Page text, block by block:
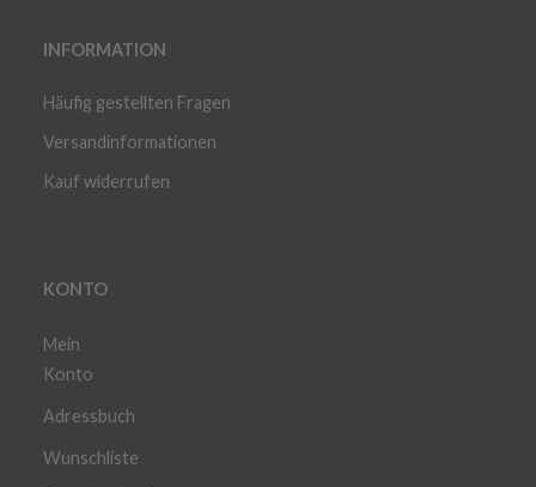
INFORMATION
Häufig gestellten Fragen
Versandinformationen
Kauf widerrufen
KONTO
Mein
Konto
Adressbuch
Wunschliste